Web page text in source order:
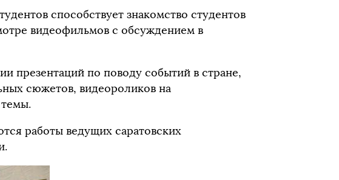
способствует знакомство студентов
видеофильмов с обсуждением в
презентаций по поводу событий в стране,
сюжетов, видеороликов на
работы ведущих саратовских